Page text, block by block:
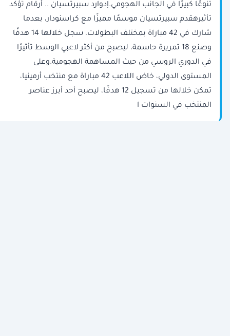
تنوعًا كبيرًا في الجانب الهجومي.إدوارد سبيرتسيان .. أرقام تؤكد
تأثيرهقدم سبيرتسيان موسمًا مميزًا مع كراسنودار، بعدما
شارك في 42 مباراة بمختلف البطولات، سجل خلالها 14 هدفًا
وصنع 18 تمريرة حاسمة، ليصبح من أكثر لاعبي الوسط تأثيرًا
في الدوري الروسي من حيث المساهمة الهجومية.وعلى
المستوى الدولي، خاض اللاعب 42 مباراة مع منتخب أرمينيا،
تمكن خلالها من تسجيل 12 هدفًا، ليصبح أحد أبرز عناصر
المنتخب في السنوات ا